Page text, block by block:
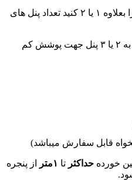
برای حالت کم چین عرض پنجره را بعلاوه ۱ یا ۲ کنید تعداد پنل های
برای مثال:پنجره با عرض ۱/۶ متر به ۲ یا ۳ پنل جهت پوشش کم
خوردهحداکثرتا۱متر
از پنجره